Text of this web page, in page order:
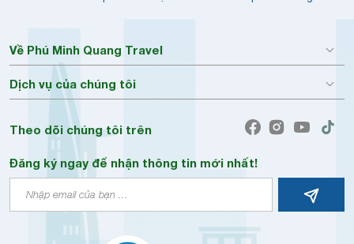
Về Phú Minh Quang Travel
Dịch vụ của chúng tôi
Theo dõi chúng tôi trên
Đăng ký ngay để nhận thông tin mới nhất!